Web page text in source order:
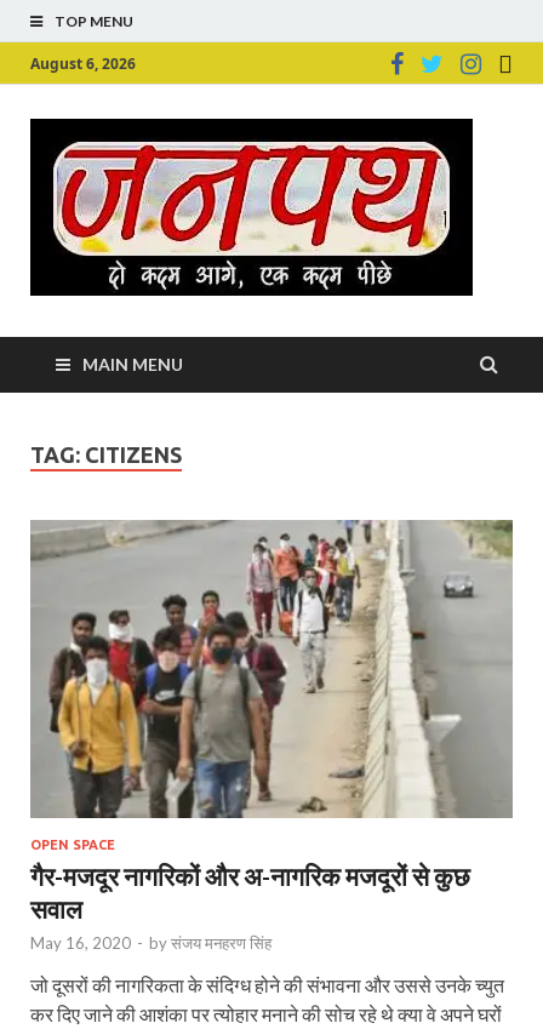
TOP MENU
August 6, 2026
MAIN MENU
TAG: CITIZENS
OPEN SPACE
गैर-मजदूर नागरिकों और अ-नागरिक मजदूरों से कुछ
सवाल
May 16, 2020 - byसंजय मनहरण सिंह
जो दूसरों की नागरिकता के संदिग्ध होने की संभावना और उससे उनके च्युत
कर दिए जाने की आशंका पर त्योहार मनाने की सोच रहे थे क्या वे अपने घरों